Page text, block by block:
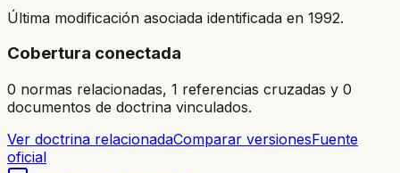
Última modificación asociada identificada en 1992.
Cobertura conectada
0 normas relacionadas, 1 referencias cruzadas y 0
documentos de doctrina vinculados.
Ver doctrina relacionadaComparar versionesFuente
oficial